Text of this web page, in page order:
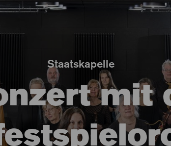
Staatskapelle
mit